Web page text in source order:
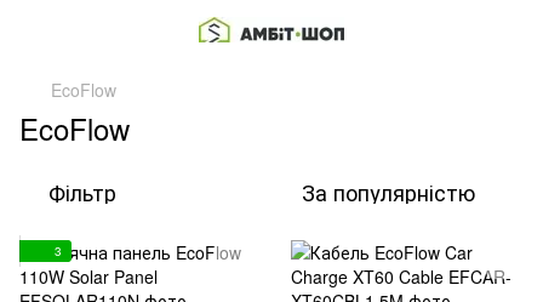
EcoFlow
EcoFlow
Фільтр За популярністю
3